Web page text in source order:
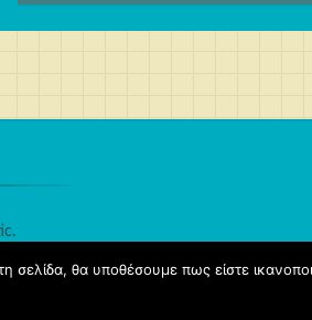
.
σελίδα, θα υποθέσουμε πως είστε